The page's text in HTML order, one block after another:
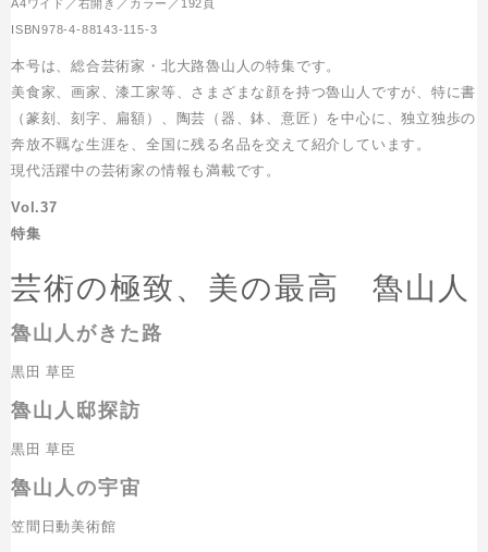
A4ワイド／右開き／カラー／192頁
ISBN978-4-88143-115-3
本号は、総合芸術家・北大路魯山人の特集です。
美食家、画家、漆工家等、さまざまな顔を持つ魯山人ですが、特に書
（篆刻、刻字、扁額）、陶芸（器、鉢、意匠）を中心に、独立独歩の
奔放不羈な生涯を、全国に残る名品を交えて紹介しています。
現代活躍中の芸術家の情報も満載です。
Vol.37
特集
芸術の極致、美の最高 魯山人
魯山人がきた路
黒田 草臣
魯山人邸探訪
黒田 草臣
魯山人の宇宙
笠間日動美術館